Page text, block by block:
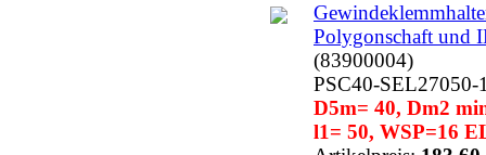
Polygonschaft und
(83900004)
PSC40-SEL27050-
D5m= 40, Dm2
l1= 50, WSP=16